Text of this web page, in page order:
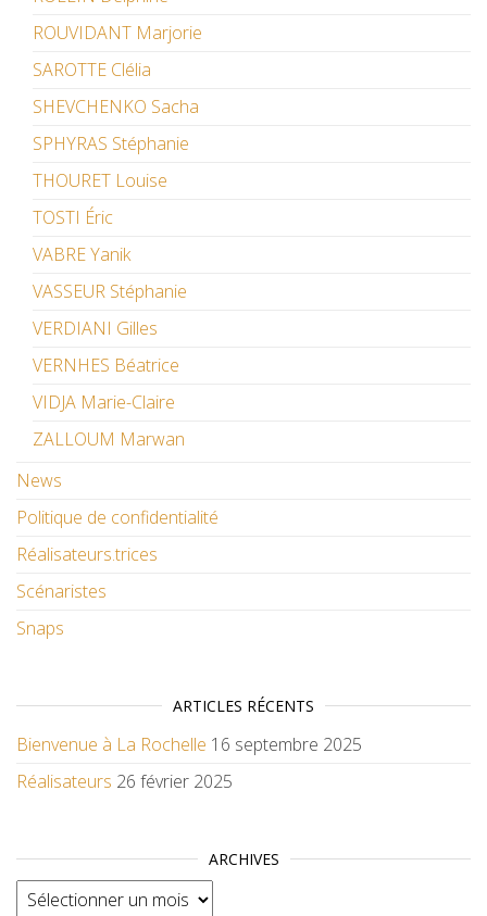
ROUVIDANT Marjorie
SAROTTE Clélia
SHEVCHENKO Sacha
SPHYRAS Stéphanie
THOURET Louise
TOSTI Éric
VABRE Yanik
VASSEUR Stéphanie
VERDIANI Gilles
VERNHES Béatrice
VIDJA Marie-Claire
ZALLOUM Marwan
News
Politique de confidentialité
Réalisateurs.trices
Scénaristes
Snaps
ARTICLES RÉCENTS
Bienvenue à La Rochelle 16 septembre 2025
Réalisateurs 26 février 2025
ARCHIVES
Archives